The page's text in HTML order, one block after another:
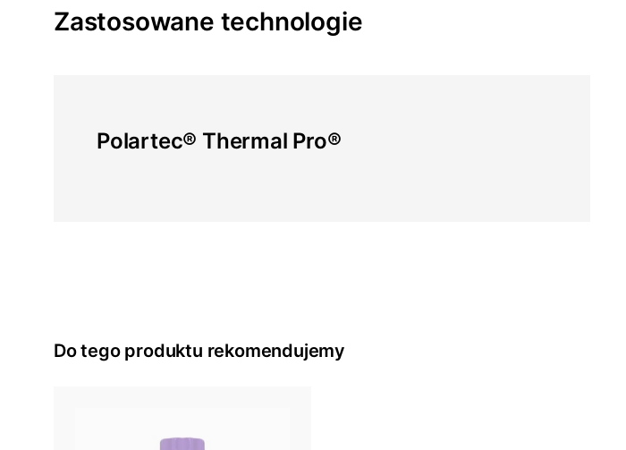
Zastosowane technologie
Polartec® Thermal Pro®
Do tego produktu rekomendujemy